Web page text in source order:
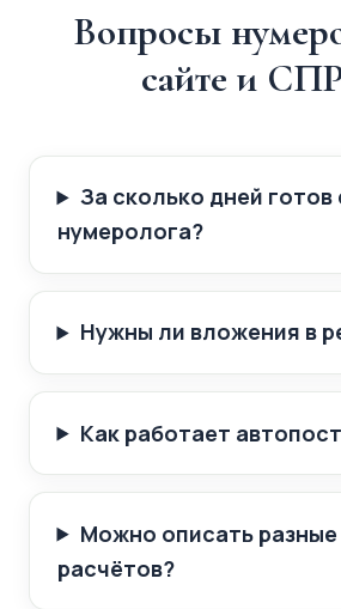
Вопросы
сайте и
За сколько дней готов
нумеролога?
Нужны ли вложения в
Как работает
Можно описать
расчётов?